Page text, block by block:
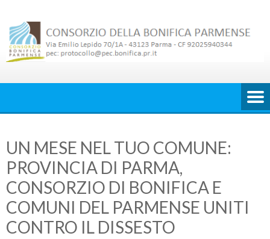
content
UN MESE NEL TUO COMUNE:
PROVINCIA DI PARMA,
CONSORZIO DI BONIFICA E
COMUNI DEL PARMENSE UNITI
CONTRO IL DISSESTO